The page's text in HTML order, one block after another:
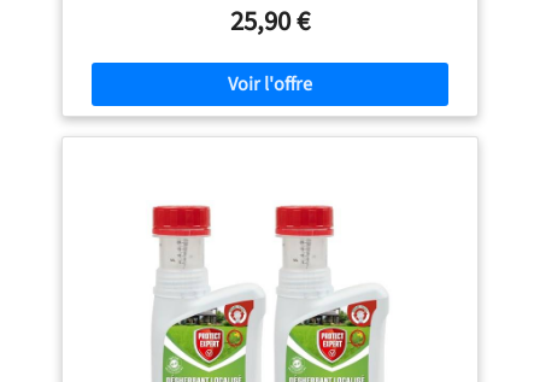
PÉLARGONIQUE : Formule ultra-efficace 500 g/L qui
détruit rapidement les mauvaises herbes et les mousses
sans laisser de résidus persistants. APPLICATION
LOCALISÉE POUR UNE PRÉCISION MAXIMALE : Idéal pour
une utilisation avec un pulvérisateur muni d’un cache
protecteur, permettant de cibler uniquement les zones à
Diluer 22,5 mL dans 0,5 L d’eau pour désherber 10 m² ou 18
mL pour éliminer les mousses sur la même surface.
Appliquer par temps clair et ensoleillé. REMARQUE : Ce
produit n’a pas de date de péremption, la date indiquée
sur le produit est la date de fabrication
25,90 €